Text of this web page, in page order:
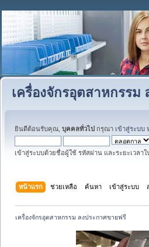
เครื่องจักรอุตสาหกรรม
ยินดีต้อนรับคุณ, บุคคลทั่วไป กรุณา เข้าสู่ระบบ
เข้าสู่ระบบด้วยชื่อผู้ใช้ รหัสผ่าน และระยะเวลา
หน้าแรก ช่วยเหลือ ค้นหา เข้าสู่ระบบ
เครื่องจักรอุตสาหกรรม ลงประกาศขายฟรี